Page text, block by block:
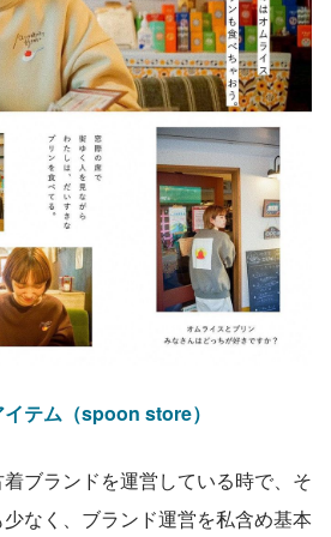
テム（spoon store）
ブランドを運営している時で、そ
なく、ブランド運営を私含め基本